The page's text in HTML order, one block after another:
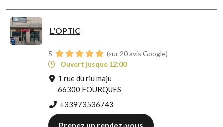
L'OPTIC
5
(sur 20 avis Google)
Ouvert jusque 12:00
1 rue du riu maju
66300 FOURQUES
+33973536743
Prenez un rendez-vous